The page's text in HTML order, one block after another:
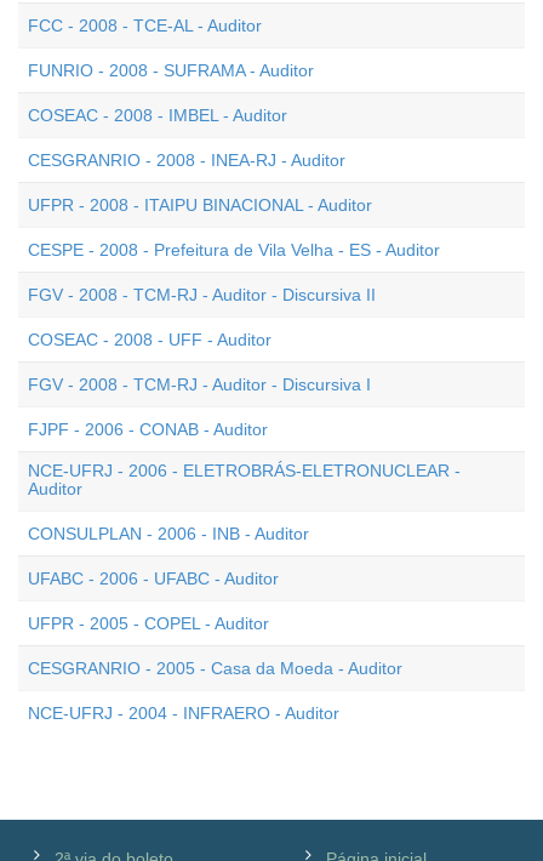
FCC - 2008 - TCE-AL - Auditor
FUNRIO - 2008 - SUFRAMA - Auditor
COSEAC - 2008 - IMBEL - Auditor
CESGRANRIO - 2008 - INEA-RJ - Auditor
UFPR - 2008 - ITAIPU BINACIONAL - Auditor
CESPE - 2008 - Prefeitura de Vila Velha - ES - Auditor
FGV - 2008 - TCM-RJ - Auditor - Discursiva II
COSEAC - 2008 - UFF - Auditor
FGV - 2008 - TCM-RJ - Auditor - Discursiva I
FJPF - 2006 - CONAB - Auditor
NCE-UFRJ - 2006 - ELETROBRÁS-ELETRONUCLEAR -
Auditor
CONSULPLAN - 2006 - INB - Auditor
UFABC - 2006 - UFABC - Auditor
UFPR - 2005 - COPEL - Auditor
CESGRANRIO - 2005 - Casa da Moeda - Auditor
NCE-UFRJ - 2004 - INFRAERO - Auditor